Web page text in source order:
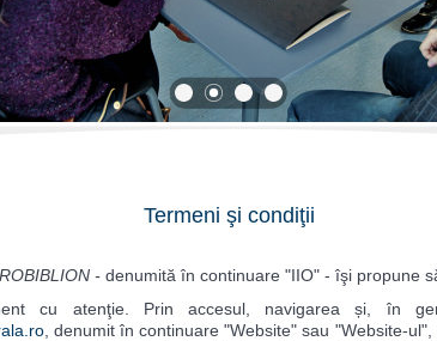
2
Termeni şi condiţii
- denumită în continuare "IIO" - îşi propune
cu atenţie. Prin accesul, navigarea și, în
, denumit în continuare "Website" sau "Website-